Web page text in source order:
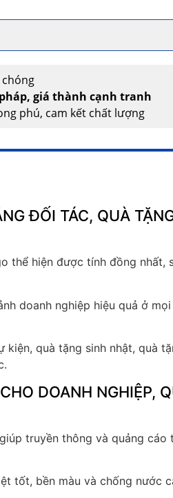
giá thành cạnh tranh
phú, cam kết chất lượng
ĐỐI TÁC, QUÀ
thể hiện được tính đồng nhất,
doanh nghiệp hiệu quả ở
quà tặng sinh nhật, quà
DOANH NGHIỆP,
truyền thông và quảng cáo
tốt, bền màu và chống nước